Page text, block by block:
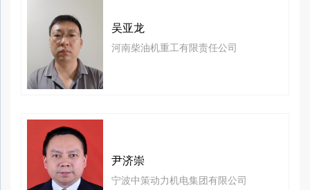
吴亚龙
河南柴油机重工有限责任公司
尹济崇
宁波中策动力机电集团有限公司